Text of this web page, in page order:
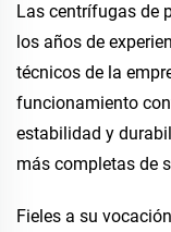
Las centrífugas de
los años de
técnicos de la
funcionamiento
estabilidad y
más completas de
Fieles a su